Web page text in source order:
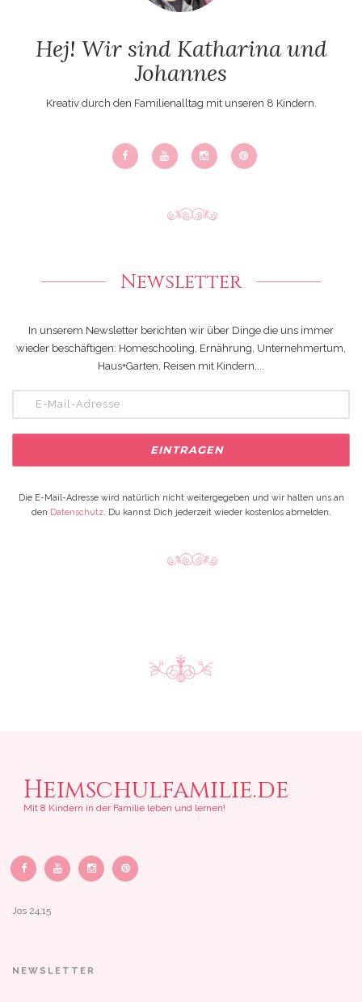
Hej! Wir sind Katharina und
Johannes
Kreativ durch den Familienalltag mit unseren 8 Kindern.
Newsletter
In unserem Newsletter berichten wir über Dinge die uns immer
wieder beschäftigen: Homeschooling, Ernährung, Unternehmertum,
Haus+Garten, Reisen mit Kindern,...
Die E-Mail-Adresse wird natürlich nicht weitergegeben und wir halten uns an
den Datenschutz. Du kannst Dich jederzeit wieder kostenlos abmelden.
Heimschulfamilie.de
Mit 8 Kindern in der Familie leben und lernen!
Jos 24,15
NEWSLETTER